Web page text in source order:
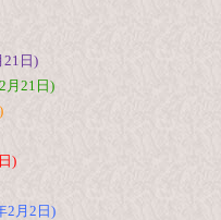
21日)
月21日)
)
2月2日)